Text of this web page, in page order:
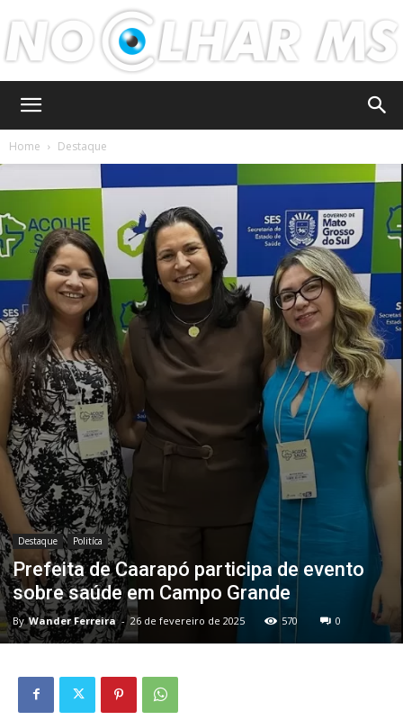
MS
Home Destaque
Destaque Politíca
Prefeita de Caarapó participa de evento
sobre saúde em Campo Grande
By Wander Ferreira - 26 de fevereiro de 2025 570 0